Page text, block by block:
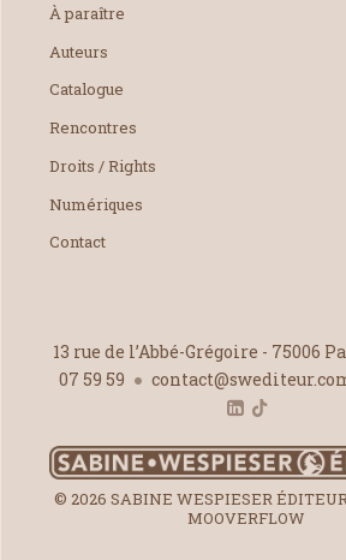
À paraître
Auteurs
Catalogue
Rencontres
Droits / Rights
Numériques
Contact
13 rue de l’Abbé-Grégoire - 75006
07 59 59
© 2026 SABINE WESPIESER
MOOVERFLOW